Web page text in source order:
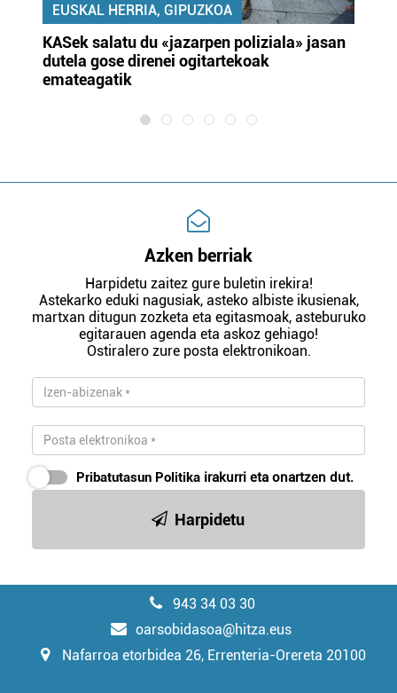
EUSKAL HERRIA, GIPUZKOA
KASek salatu du «jazarpen poliziala» jasan
dutela gose direnei ogitartekoak
emateagatik
Azken berriak
Harpidetu zaitez gure buletin irekira!
Astekarko eduki nagusiak, asteko albiste ikusienak,
martxan ditugun zozketa eta egitasmoak, asteburuko
egitarauen agenda eta askoz gehiago!
Ostiralero zure posta elektronikoan.
Pribatutasun Politika irakurri eta onartzen dut.
Harpidetu
943 34 03 30
oarsobidasoa@hitza.eus
Nafarroa etorbidea 26, Errenteria-Orereta 20100